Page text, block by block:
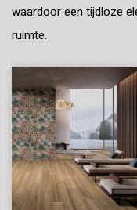
waardoor een tijdloze
ruimte.